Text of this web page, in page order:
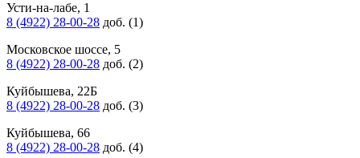
Усти-на-лабе, 1
8 (4922) 28-00-28 доб. (1)
Московское шоссе, 5
8 (4922) 28-00-28 доб. (2)
Куйбышева, 22Б
8 (4922) 28-00-28 доб. (3)
Куйбышева, 66
8 (4922) 28-00-28 доб. (4)